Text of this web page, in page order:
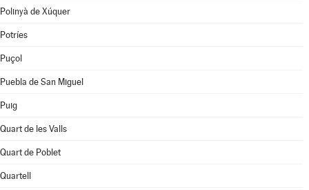
Polinyà de Xúquer
Potríes
Puçol
Puebla de San Miguel
Puig
Quart de les Valls
Quart de Poblet
Quartell